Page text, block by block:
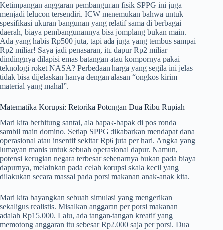
Ketimpangan anggaran pembangunan fisik SPPG ini juga
menjadi lelucon tersendiri. ICW menemukan bahwa untuk
spesifikasi ukuran bangunan yang relatif sama di berbagai
daerah, biaya pembangunannya bisa jomplang bukan main.
Ada yang habis Rp500 juta, tapi ada juga yang tembus sampai
Rp2 miliar! Saya jadi penasaran, itu dapur Rp2 miliar
dindingnya dilapisi emas batangan atau kompornya pakai
teknologi roket NASA? Perbedaan harga yang segila ini jelas
tidak bisa dijelaskan hanya dengan alasan “ongkos kirim
material yang mahal”.
Matematika Korupsi: Retorika Potongan Dua Ribu Rupiah
Mari kita berhitung santai, ala bapak-bapak di pos ronda
sambil main domino. Setiap SPPG dikabarkan mendapat dana
operasional atau insentif sekitar Rp6 juta per hari. Angka yang
lumayan manis untuk sebuah operasional dapur. Namun,
potensi kerugian negara terbesar sebenarnya bukan pada biaya
dapurnya, melainkan pada celah korupsi skala kecil yang
dilakukan secara massal pada porsi makanan anak-anak kita.
Mari kita bayangkan sebuah simulasi yang mengerikan
sekaligus realistis. Misalkan anggaran per porsi makanan
adalah Rp15.000. Lalu, ada tangan-tangan kreatif yang
memotong anggaran itu sebesar Rp2.000 saja per porsi. Dua